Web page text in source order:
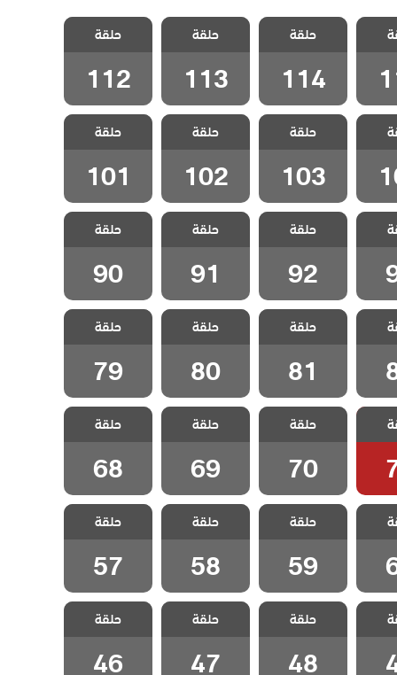
مسلسل اخوتي
3 مدبلج الحلقة
114
حلقة
114
مسلسل اخوتي
3 مدبلج الحلقة
113
حلقة
113
مسلسل اخوتي
3 مدبلج الحلقة
112
حلقة
112
مسلسل اخوتي
3 مدبلج الحلقة
103
حلقة
103
مسلسل اخوتي
3 مدبلج الحلقة
102
حلقة
102
مسلسل اخوتي
3 مدبلج الحلقة
101
حلقة
101
مسلسل اخوتي
3 مدبلج الحلقة
92
حلقة
92
مسلسل اخوتي
3 مدبلج الحلقة
91
حلقة
91
مسلسل اخوتي
3 مدبلج الحلقة
90
حلقة
90
مسلسل اخوتي
3 مدبلج الحلقة
81
حلقة
81
مسلسل اخوتي
3 مدبلج الحلقة
80
حلقة
80
مسلسل اخوتي
3 مدبلج الحلقة
79
حلقة
79
مسلسل اخوتي
3 مدبلج الحلقة
70
حلقة
70
مسلسل اخوتي
3 مدبلج الحلقة
69
حلقة
69
مسلسل اخوتي
3 مدبلج الحلقة
68
حلقة
68
مسلسل اخوتي
3 مدبلج الحلقة
59
حلقة
59
مسلسل اخوتي
3 مدبلج الحلقة
58
حلقة
58
مسلسل اخوتي
3 مدبلج الحلقة
57
حلقة
57
مسلسل اخوتي
3 مدبلج الحلقة
48
حلقة
48
مسلسل اخوتي
3 مدبلج الحلقة
47
حلقة
47
مسلسل اخوتي
3 مدبلج الحلقة
46
حلقة
46